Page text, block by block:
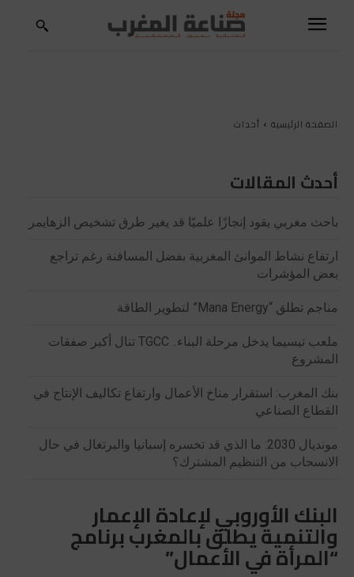
الصفحة الرئيسية أحداث
أحدث المقالات
باحث مغربي يقود إنجازًا علميًا قد يغير طرق تشخيص الزهايمر
ارتفاع نشاط الموانئ المغربية بفضل المسافنة رغم تراجع
بعض المؤشرات
مناجم تطلق “Mana Energy” لتطوير الطاقة
ملعب تيسيما يدخل مرحلة البناء.. TGCC تنال أكبر صفقات
المشروع
بنك المغرب: استقرار مناخ الأعمال وارتفاع تكاليف الإنتاج في
القطاع الصناعي
مونديال 2030: ما الذي قد تخسره إسبانيا والبرتغال في حال
الانسحاب من التنظيم المشترك؟
البنك الأوروبي لإعادة الإعمار
والتنمية يطلق بالمغرب برنامج
“المرأة في الأعمال”